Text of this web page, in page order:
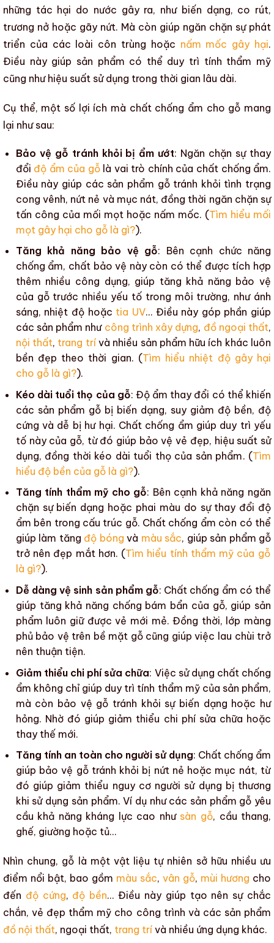
những tác hại do nước gây ra, như biến dạng, co rút,
trương nở hoặc gãy nứt. Mà còn giúp ngăn chặn sự phát
triển của các loài côn trùng hoặc nấm mốc gây hại.
Điều này giúp sản phẩm có thể duy trì tính thẩm mỹ
cũng như hiệu suất sử dụng trong thời gian lâu dài.
Cụ thể, một số lợi ích mà chất chống ẩm cho gỗ mang
lại như sau:
Bảo vệ gỗ tránh khỏi bị ẩm ướt: Ngăn chặn sự thay
đổi độ ẩm của gỗlà vai trò chính của chất chống ẩm.
Điều này giúp các sản phẩm gỗtránh khỏi tình trạng
cong vênh, nứt nẻ và mục nát, đồng thời ngăn chặn sự
tấn công của mối mọthoặc nấm mốc. (Tìm hiểu mối
mọt gây hại cho gỗ là gì?).
Tăng khả năng bảo vệ gỗ: Bên cạnh chức năng
chống ẩm, chất bảo vệ này còn có thể được tích hợp
thêm nhiều công dụng, giúp tăng khả năng bảo vệ
của gỗ trước nhiều yếu tố trong môi trường, như ánh
sáng, nhiệt độ hoặc tia UV… Điều này góp phần giúp
các sản phẩm như công trình xây dựng, đồ ngoại thất,
nội thất, trang trívà nhiều sản phẩm hữu ích khác luôn
bền đẹp theo thời gian. (Tìm hiểu nhiệt độ gây hại
cho gỗ là gì?).
Kéo dài tuổi thọ của gỗ: Độ ẩm thay đổi có thể khiến
các sản phẩm gỗbị biến dạng, suy giảm độ bền, độ
cứng và dễ bị hư hại. Chất chống ẩm giúp duy trì yếu
tố này của gỗ, từ đó giúp bảo vệ vẻ đẹp, hiệu suất sử
dụng, đồng thời kéo dài tuổi thọ của sản phẩm. (Tìm
hiểu độ bền của gỗ là gì?).
Tăng tính thẩm mỹ cho gỗ: Bên cạnh khả năng ngăn
chặn sự biến dạng hoặc phai màu do sự thay đổi độ
ẩm bên trong cấu trúc gỗ. Chất chống ẩm còn có thể
giúp làm tăng độ bóng và màu sắc, giúp sản phẩm gỗ
trở nên đẹp mắt hơn. (Tìm hiểu tính thẩm mỹ của gỗ
là gì?).
Dễ dàng vệ sinh sản phẩm gỗ: Chất chống ẩm có thể
giúp tăng khả năng chống bám bẩn của gỗ, giúp sản
phẩm luôn giữ được vẻ mới mẻ. Đồng thời, lớp màng
phủ bảo vệ trên bề mặt gỗcũng giúp việc lau chùi trở
nên thuận tiện.
Giảm thiểu chi phí sửa chữa: Việc sử dụng chất chống
ẩm không chỉ giúp duy trì tính thẩm mỹcủa sản phẩm,
mà còn bảo vệ gỗ tránh khỏi sự biến dạng hoặc hư
hỏng. Nhờ đó giúp giảm thiểu chi phí sửa chữa hoặc
thay thế mới.
Tăng tính an toàn cho người sử dụng: Chất chống ẩm
giúp bảo vệ gỗtránh khỏi bị nứt nẻ hoặc mục nát, từ
đó giúp giảm thiểu nguy cơ người sử dụng bị thương
khi sử dụng sản phẩm. Ví dụ như các sản phẩm gỗ yêu
cầu khả năng kháng lực cao như sàn gỗ, cầu thang,
ghế, giường hoặc tủ…
Nhìn chung, gỗ là một vật liệu tự nhiên sở hữu nhiều ưu
điểm nổi bật, bao gồm màu sắc, vân gỗ, mùi hương cho
đến độ cứng, độ bền… Điều này giúp tạo nên sự chắc
chắn, vẻ đẹp thẩm mỹ cho công trình và các sản phẩm
đồ nội thất, ngoại thất, trang trí và nhiều ứng dụng khác.